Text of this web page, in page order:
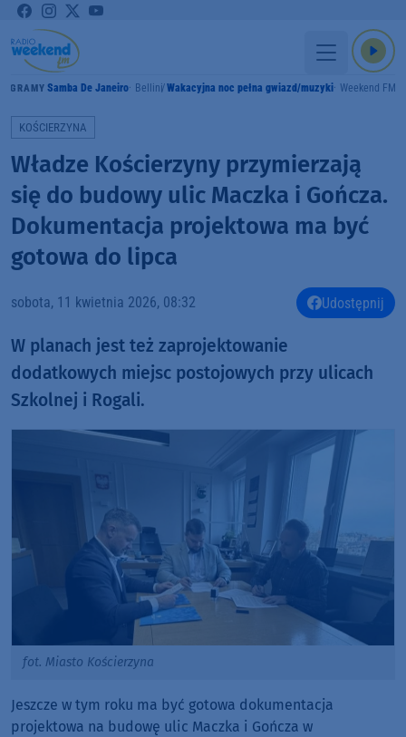
GRAMY Samba De Janeiro Bellini Wakacyjna noc pełna gwiazd/muzyki Weekend FM
KOŚCIERZYNA
Władze Kościerzyny przymierzają
się do budowy ulic Maczka i Gończa.
Dokumentacja projektowa ma być
gotowa do lipca
sobota, 11 kwietnia 2026, 08:32 Udostępnij
W planach jest też zaprojektowanie
dodatkowych miejsc postojowych przy ulicach
Szkolnej i Rogali.
fot. Miasto Kościerzyna
Jeszcze w tym roku ma być gotowa dokumentacja
projektowa na budowę ulic Maczka i Gończa w